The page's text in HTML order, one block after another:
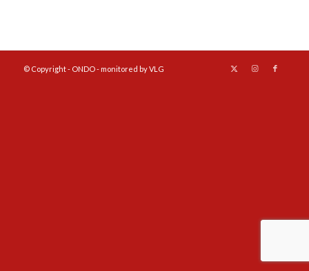
© Copyright - ONDO - monitored by VLG